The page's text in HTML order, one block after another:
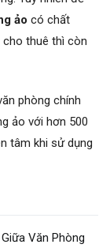
ảo có chất
thuê thì còn
phòng chính
ảo với hơn 500
tâm khi sử dụng
Văn Phòng